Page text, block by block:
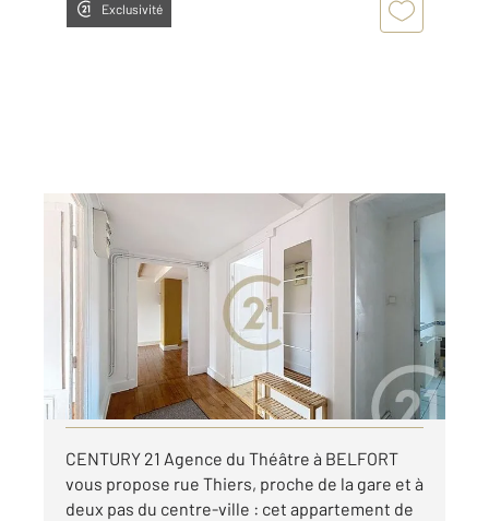
Exclusivité
BELFORT 90
74,34 m
Ref : 30003
Appartement F3 à louer
590 €
par mois charges comprises
Visiter le site dédié
CENTURY 21 Agence du Théâtre à BELFORT
vous propose rue Thiers, proche de la gare et à
deux pas du centre-ville : cet appartement de